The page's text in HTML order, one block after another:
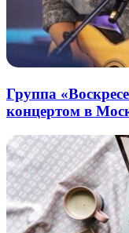
Группа
концертом в